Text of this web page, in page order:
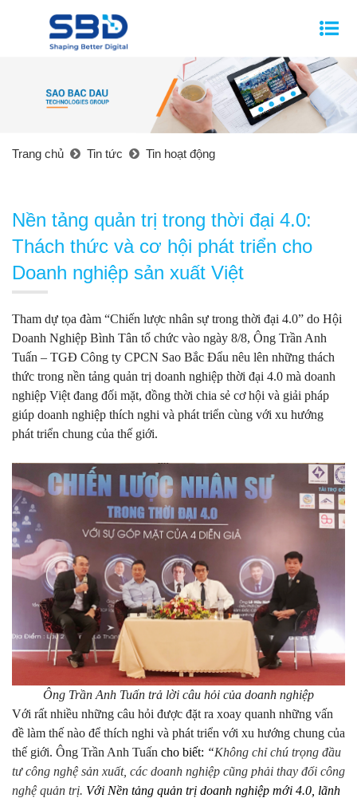
Trang chủ Tin tức Tin hoạt động
Nền tảng quản trị trong thời đại 4.0:
Thách thức và cơ hội phát triển cho
Doanh nghiệp sản xuất Việt
Tham dự tọa đàm “Chiến lược nhân sự trong thời đại 4.0” do Hội
Doanh Nghiệp Bình Tân tổ chức vào ngày 8/8, Ông Trần Anh
Tuấn – TGĐ Công ty CPCN Sao Bắc Đẩu nêu lên những thách
thức trong nền tảng quản trị doanh nghiệp thời đại 4.0 mà doanh
nghiệp Việt đang đối mặt, đồng thời chia sẻ cơ hội và giải pháp
giúp doanh nghiệp thích nghi và phát triển cùng với xu hướng
phát triển chung của thế giới.
Ông Trần Anh Tuấn trả lời câu hỏi của doanh nghiệp
Với rất nhiều những câu hỏi được đặt ra xoay quanh những vấn
đề làm thế nào để thích nghi và phát triển với xu hướng chung của
thế giới. Ông Trần Anh Tuấn cho biết: “Không chỉ chú trọng đầu
tư công nghệ sản xuất, các doanh nghiệp cũng phải thay đổi công
nghệ quản trị. Với Nền tảng quản trị doanh nghiệp mới 4.0, lãnh